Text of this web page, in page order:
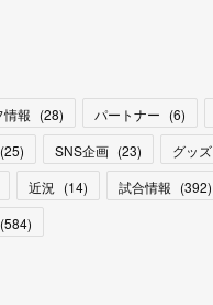
情報 (28) パートナー (6)
(25) SNS企画 (23) グッズ
近況 (14) 試合情報 (392)
(584)